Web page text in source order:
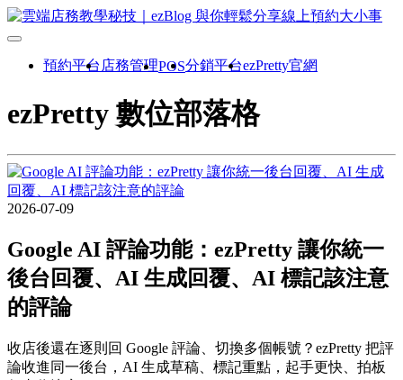
預約平台 店務管理POS分銷平台ezPretty官網
ezPretty 數位部落格
2026-07-09
Google AI 評論功能：ezPretty 讓你統一
後台回覆、AI 生成回覆、AI 標記該注意
的評論
收店後還在逐則回 Google 評論、切換多個帳號？ezPretty 把評
論收進同一後台，AI 生成草稿、標記重點，起手更快、拍板